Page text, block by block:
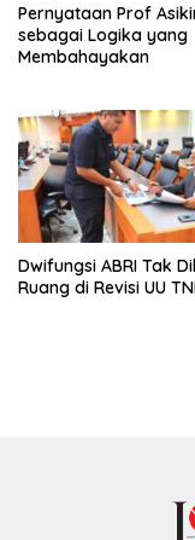
Pernyataan Prof
sebagai Logika yang
Membahayakan
Dwifungsi ABRI Tak
Ruang di Revisi UU